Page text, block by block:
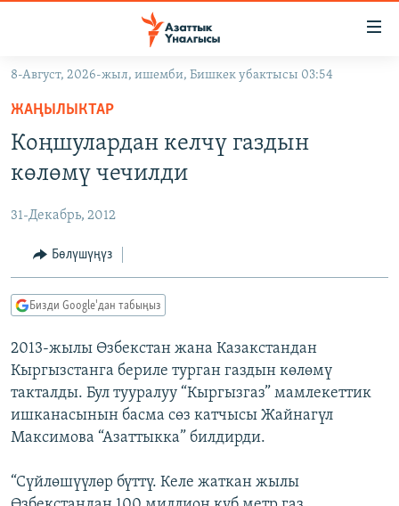
Навигацияга
өтүңүз
Издөөгө
салыңызКЫРГЫЗСТАН
ЭКОНОМИКА
МАДАНИЯТ
ДҮЙНӨ
БОРБОР АЗИЯ
АТАЙЫН ИЛИКТӨӨ
ТВ ПРОГРАММАЛАР
ЭКСПЕРТТЕР ТАЛДАЙТ
БИЗ ЖАНА ДҮЙНӨ
ДАНИСТЕ
ЭЖЕ-СИҢДИЛЕР
ЫҢГАЙСЫЗ СУРООЛОР
ӨЗГӨЧӨ ПИКИР
Русский
ОНЛАЙН ШЕРИНЕ
8-Август, 2026-жыл, ишемби, Бишкек убактысы 03:54
ЖАҢЫЛЫКТАР
Коңшулардан келчү газдын
көлөмү чечилди
31-Декабрь, 2012
Бөлүшүңүз
Бизди Google'дан табыңыз
2013-жылы Өзбекстан жана Казакстандан
Кыргызстанга бериле турган газдын көлөмү
такталды. Бул тууралуу “Кыргызгаз” мамлекеттик
ишканасынын басма сөз катчысы Жайнагүл
Максимова “Азаттыкка” билдирди.
“Сүйлөшүүлөр бүттү. Келе жаткан жылы